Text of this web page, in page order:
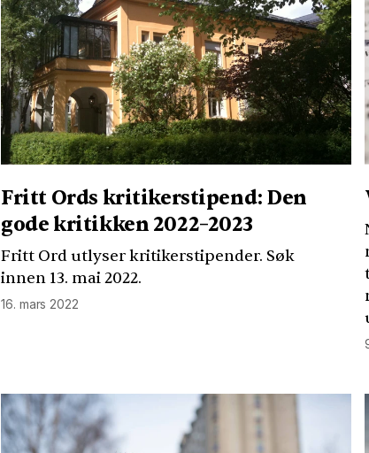
Fritt Ords kritikerstipend: Den
gode kritikken 2022–2023
Fritt Ord utlyser kritikerstipender. Søk
innen 13. mai 2022.
16. mars 2022